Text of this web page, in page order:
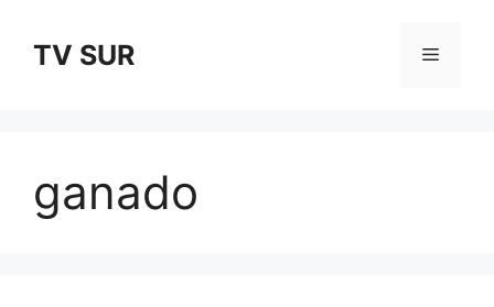
contentTV SUR Menu
ganado